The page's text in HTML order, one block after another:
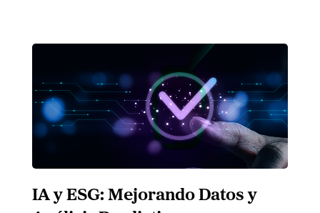
IA y ESG: Mejorando Datos y